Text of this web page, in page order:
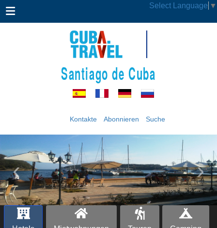
Select Language ▼
Santiago de Cuba
Kontakte Abonnieren Suche
‹ ›